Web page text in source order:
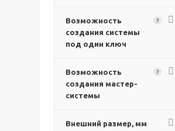
Возможность
создания системы
под один ключ
?
Возможность
создания мастер-
системы
?
Внешний размер, мм